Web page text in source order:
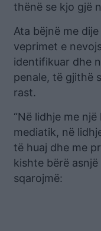
thënë se kjo gjë
Ata bëjnë me
veprimet e
identifikuar dhe
penale, të gjithë
rast.
“Në lidhje me
mediatik, në
të huaj dhe me
kishte bërë
sqarojmë: